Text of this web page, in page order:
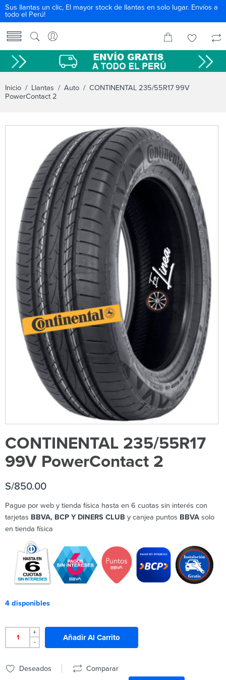
Sus llantas un clic, El mayor stock de llantas en solo lugar. Envíos a
todo el Perú!
Inicio / Llantas / Auto / CONTINENTAL 235/55R17 99V
PowerContact 2
CONTINENTAL 235/55R17
99V PowerContact 2
S/850.00
Pague por web y tienda física hasta en 6 cuotas sin interés con
tarjetas BBVA, BCP Y DINERS CLUB y canjea puntos BBVA solo
en tienda física
4 disponibles
+
-
Añadir Al Carrito
Deseados Comparar